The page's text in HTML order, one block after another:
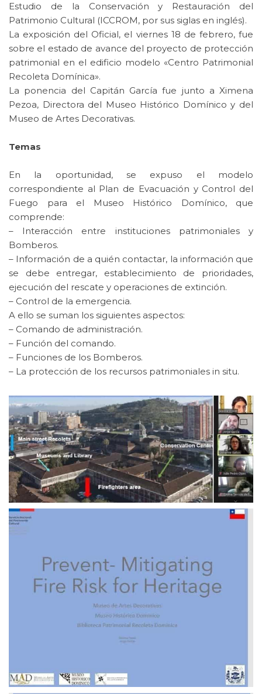
Estudio de la Conservación y Restauración del
Patrimonio Cultural (ICCROM, por sus siglas en inglés).
La exposición del Oficial, el viernes 18 de febrero, fue
sobre el estado de avance del proyecto de protección
patrimonial en el edificio modelo «Centro Patrimonial
Recoleta Domínica».
La ponencia del Capitán García fue junto a Ximena
Pezoa, Directora del Museo Histórico Domínico y del
Museo de Artes Decorativas.
Temas
En la oportunidad, se expuso el modelo
correspondiente al Plan de Evacuación y Control del
Fuego para el Museo Histórico Domínico, que
comprende:
– Interacción entre instituciones patrimoniales y
Bomberos.
– Información de a quién contactar, la información que
se debe entregar, establecimiento de prioridades,
ejecución del rescate y operaciones de extinción.
– Control de la emergencia.
A ello se suman los siguientes aspectos:
– Comando de administración.
– Función del comando.
– Funciones de los Bomberos.
– La protección de los recursos patrimoniales in situ.